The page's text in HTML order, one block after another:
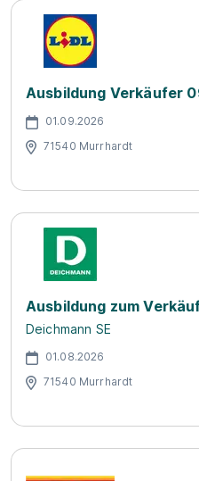
Ausbildung Verkäufer
01.09.2026
71540 Murrhardt
Ausbildung zum
Deichmann SE
01.08.2026
71540 Murrhardt